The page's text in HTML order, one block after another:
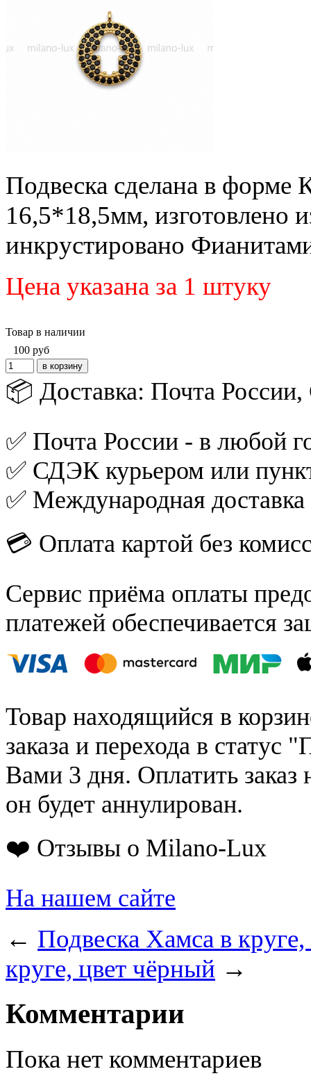
Подвеска сделана в форме
16,5*18,5мм, изготовлено
инкрустировано
Цена указана за 1 штуку
Товар в наличии
100 руб
📦 Доставка: Почта
✅ Почта России - в любой
✅ СДЭК курьером или
✅ Международная
💳 Оплата картой без
Сервис приёма оплаты
платежей обеспечивается
Товар находящийся в
заказа и перехода в статус
Вами 3 дня. Оплатить заказ
он будет аннулирован.
❤️ Отзывы о Milano-Lux
На нашем сайте
← Подвеска Хамса в круге,
круге, цвет чёрный →
Комментарии
Пока нет комментариев